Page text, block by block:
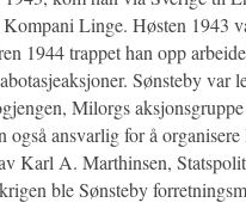
Linge. Høsten 1943
1944 trappet han opp
Sønsteby var
Milorgs
også ansvarlig for å
Karl A. Marthinsen,
ble Sønsteby